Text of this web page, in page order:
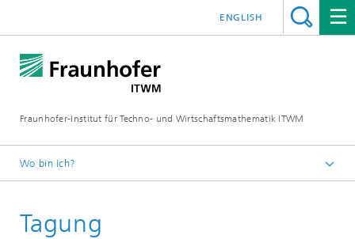
Fraunhofer-Institut für Techno- und Wirtschaftsmathematik ITWM
ENGLISH
Wo bin ich?
Tagung